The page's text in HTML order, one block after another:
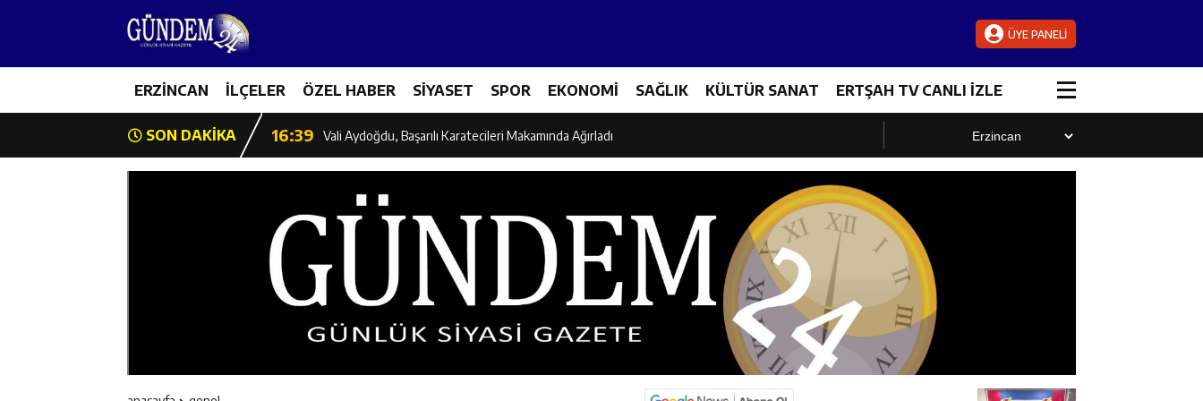
ÜYE PANELİ
ERZİNCAN İLÇELER ÖZEL HABER SİYASET SPOR EKONOMİ SAĞLIK KÜLTÜR SANAT ERTŞAH TV CANLI İZLE
SON DAKİKA
16:40 Mustafa Sarıgül’den “Parti Değiştirdi” İddialarına Yanıt
16:39 Vali Aydoğdu, Başarılı Karatecileri Makamında Ağırladı
11:42 Erzincan’da Kadına Yönelik Şiddetle Mücadele İçin Kurumlar Bir Araya Geldi
11:41 Hafızlık Sadece Ezber Değil, Kur’an’ın Anlamıyla Yaşamaktır
HSK Başkanvekili Fuzuli Aydoğdu’dan Erzincan Valisi Hamza Aydoğdu’ya Ziyaret